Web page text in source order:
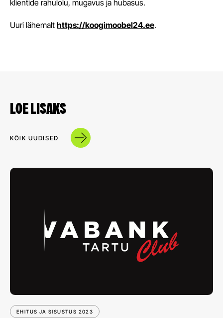
klientide rahulolu, mugavus ja hubasus.
Uuri lähemalt https://koogimoobel24.ee.
LOE LISAKS
KÕIK UUDISED
EHITUS JA SISUSTUS 2023